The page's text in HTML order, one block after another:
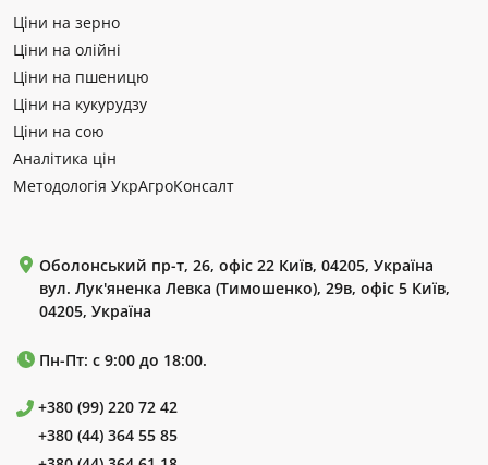
Ціни на зерно
Ціни на олійні
Ціни на пшеницю
Ціни на кукурудзу
Ціни на сою
Аналітика цін
Методологія УкрАгроКонсалт
Оболонський пр-т, 26, офіс 22 Київ, 04205, Україна
вул. Лук'яненка Левка (Тимошенко), 29в, офіс 5 Київ,
04205, Україна
Пн-Пт: с 9:00 до 18:00.
+380 (99) 220 72 42
+380 (44) 364 55 85